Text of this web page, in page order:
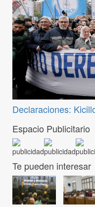
Declaraciones:
Espacio Publicitario
Te pueden interesar